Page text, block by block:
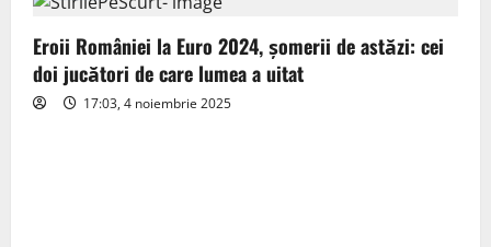
Eroii României la Euro 2024, șomerii de astăzi: cei
doi jucători de care lumea a uitat
17:03, 4 noiembrie 2025